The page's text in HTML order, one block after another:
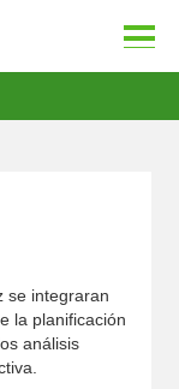
se integraran
la planificación
análisis